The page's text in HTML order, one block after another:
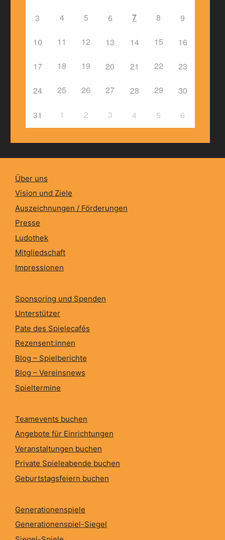
3 4 5 6 7 8 9
10 11 12 13 14 15 16
17 18 19 20 21 22 23
24 25 26 27 28 29 30
31 1 2 3 4 5 6
Über uns
Vision und Ziele
Auszeichnungen / Förderungen
Presse
Ludothek
Mitgliedschaft
Impressionen
Sponsoring und Spenden
Unterstützer
Pate des Spielecafés
Rezensent:innen
Blog – Spielberichte
Blog – Vereinsnews
Spieltermine
Teamevents buchen
Angebote für Einrichtungen
Veranstaltungen buchen
Private Spieleabende buchen
Geburtstagsfeiern buchen
Generationenspiele
Generationenspiel-Siegel